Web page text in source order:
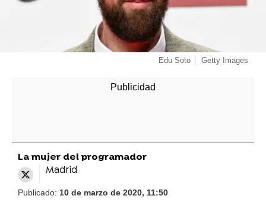
Edu Soto Getty Images
La mujer del programador
Madrid
Publicado: 10 de marzo de 2020, 11:50